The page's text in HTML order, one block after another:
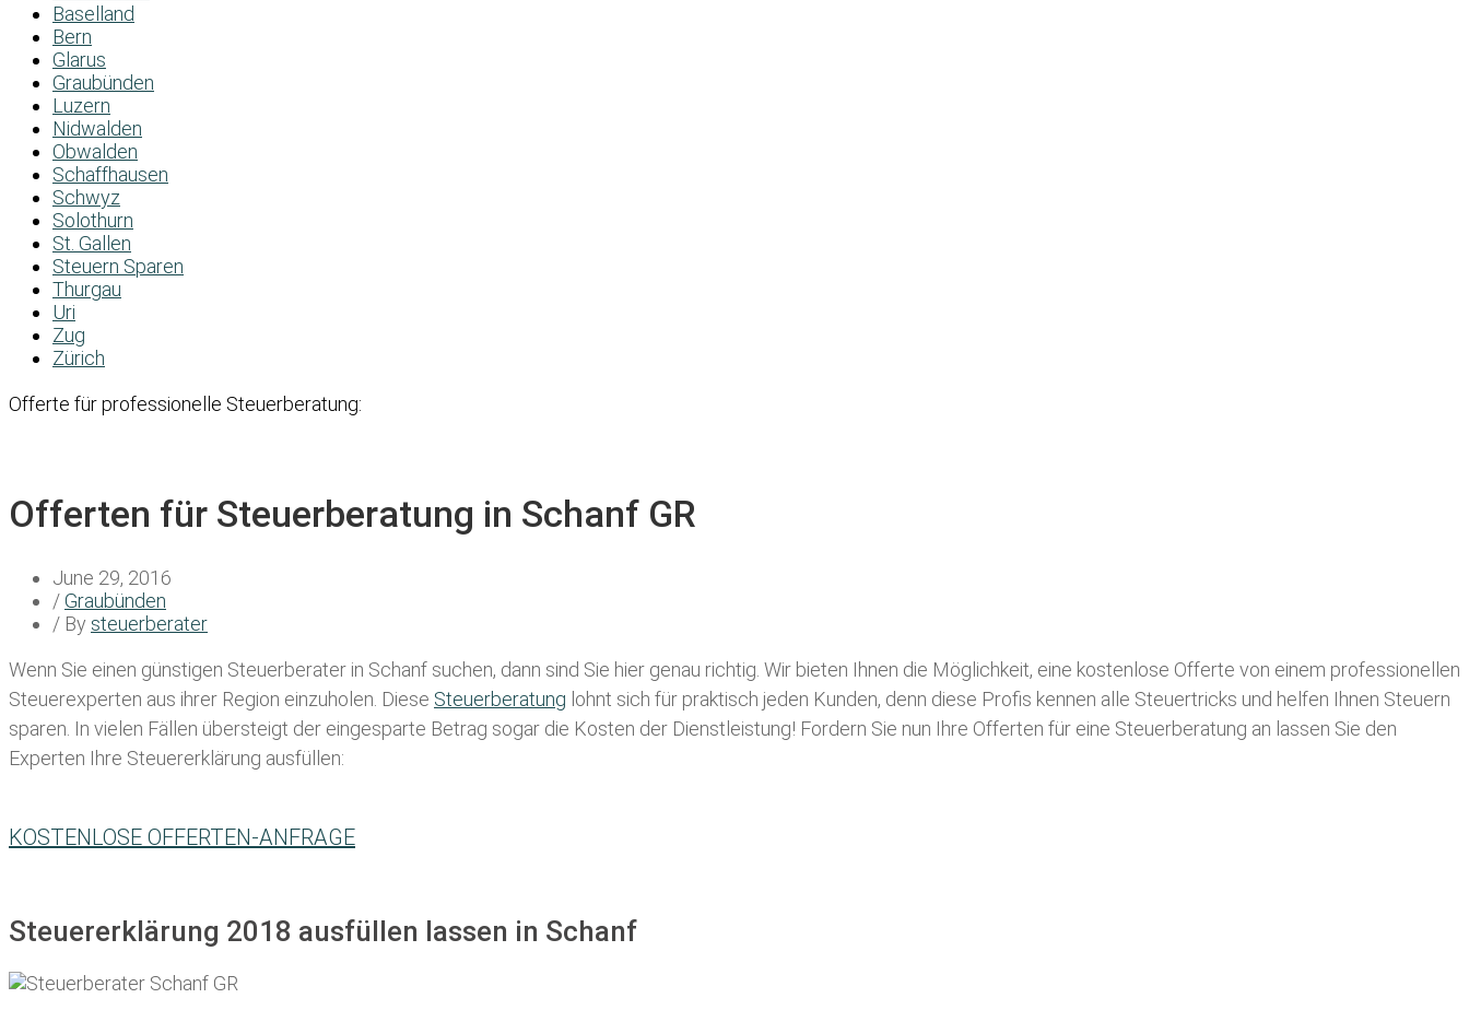
Baselland
Bern
Glarus
Graubünden
Luzern
Nidwalden
Obwalden
Schaffhausen
Schwyz
Solothurn
St. Gallen
Steuern Sparen
Thurgau
Uri
Zug
Zürich
Offerte für professionelle Steuerberatung:
Offerten für Steuerberatung in Schanf GR
June 29, 2016
/Graubünden
/ By steuerberater
Wenn Sie einen günstigen Steuerberater in Schanf suchen, dann sind Sie hier genau richtig. Wir bieten Ihnen die Möglichkeit, eine kostenlose Offerte von einem professionellen
Steuerexperten aus ihrer Region einzuholen. Diese Steuerberatung lohnt sich für praktisch jeden Kunden, denn diese Profis kennen alle Steuertricks und helfen Ihnen Steuern
sparen. In vielen Fällen übersteigt der eingesparte Betrag sogar die Kosten der Dienstleistung! Fordern Sie nun Ihre Offerten für eine Steuerberatung an lassen Sie den
Experten Ihre Steuererklärung ausfüllen:
KOSTENLOSE OFFERTEN-ANFRAGE
Steuererklärung 2018 ausfüllen lassen in Schanf